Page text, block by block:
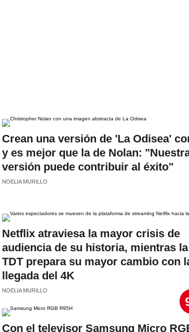
Crean una versión de 'La Odisea'
y es mejor que la de Nolan:
versión puede contribuir al éxito"
NOELIA MURILLO
Netflix atraviesa la mayor crisis de
audiencia de su historia, mientras la
TDT prepara su mayor cambio con
llegada del 4K
NOELIA MURILLO
Con el televisor Samsung Micro